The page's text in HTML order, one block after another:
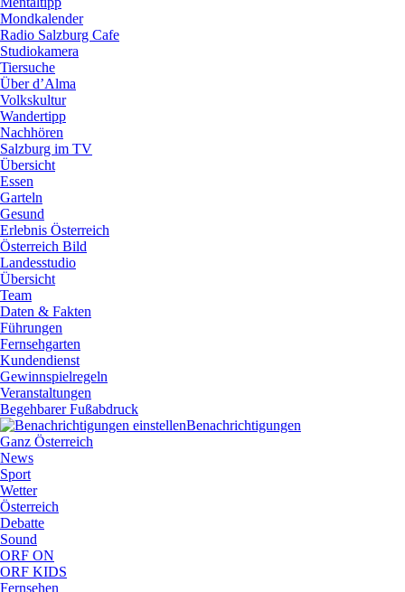
Mondkalender
Radio Salzburg Cafe
Studiokamera
Tiersuche
Über d’Alma
Volkskultur
Wandertipp
Nachhören
Salzburg im TV
Übersicht
Essen
Garteln
Gesund
Erlebnis Österreich
Österreich Bild
Landesstudio
Übersicht
Team
Daten & Fakten
Führungen
Fernsehgarten
Kundendienst
Gewinnspielregeln
Veranstaltungen
Begehbarer Fußabdruck
Benachrichtigungen
Ganz Österreich
News
Sport
Wetter
Österreich
Debatte
Sound
ORF ON
ORF KIDS
Fernsehen